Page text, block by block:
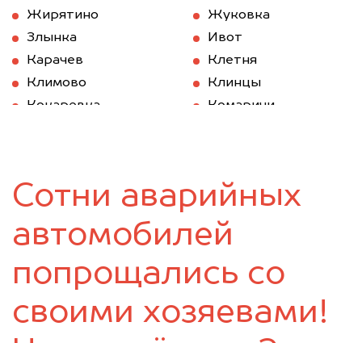
Жирятино
Жуковка
Злынка
Ивот
Карачев
Клетня
Климово
Клинцы
Кокаревка
Комаричи
Почеп
Ржаница
Севск
Стародуб
Суземка
Сураж
Трубчевск
Унеча
Сотни аварийных
автомобилей
попрощались со
своими хозяевами!